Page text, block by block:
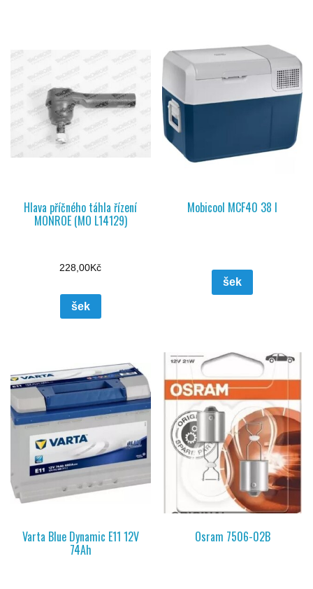
Hlava příčného táhla řízení
MONROE (MO L14129)
228,00Kč
šek
Mobicool MCF40 38 l
šek
Varta Blue Dynamic E11 12V
74Ah
Osram 7506-02B